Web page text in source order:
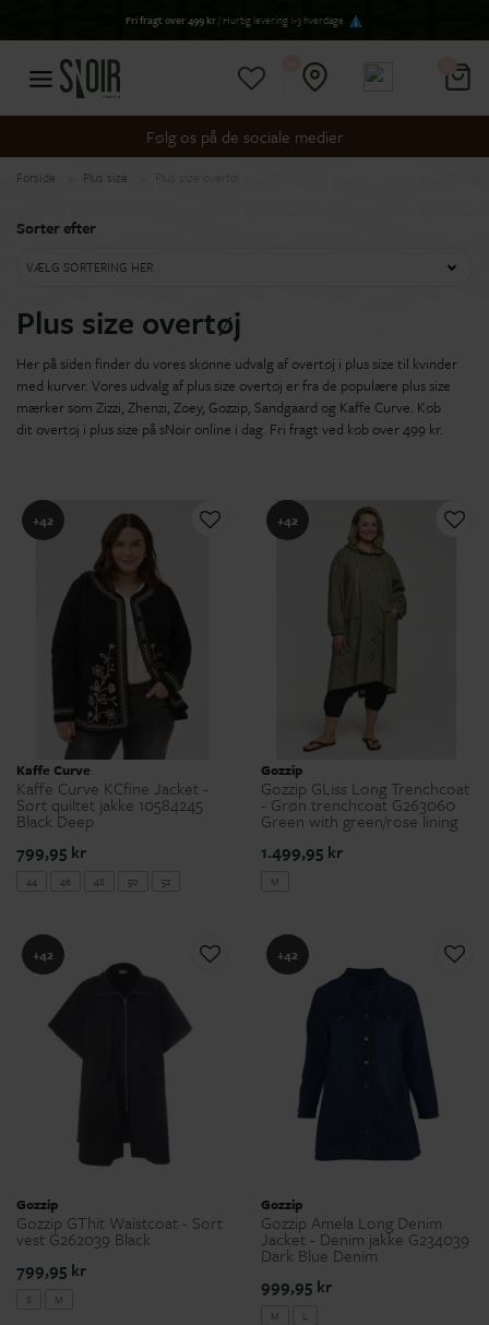
Fri fragt over 499 kr/ Hurtig levering 1-3 hverdage
Følg os på de sociale medier
Forside Plus size
Sorter efter
VÆLG SORTERING HER
Plus size overtøj
Her på siden finder du vores skønne udvalg af overtøj i plus size til kvinder
med kurver. Vores udvalg af plus size overtøj erfra de populære plus size
mærker som Zizzi, Zhenzi, Zoey, Gozzip, Sandgaard og Kaffe Curve. Køb
dit overtøj i plus size på sNoir online i dag. Fri fragt ved køb over499 kr.
+42
Kaffe Curve
Kaffe Curve KCfine Jacket -
Sort quiltet jakke 10584245
Black Deep
799,95 kr
44 46 48 50 52
+42
Gozzip
Gozzip GLiss Long Trenchcoat
- Grøn trenchcoat G263060
Green with green/rose lining
1.499,95 kr
M
+42
Gozzip
Gozzip GThit Waistcoat - Sort
vest G262039 Black
799,95 kr
S M
+42
Gozzip
Gozzip Amela Long Denim
Jacket - Denim jakke G234039
Dark Blue Denim
999,95 kr
M L